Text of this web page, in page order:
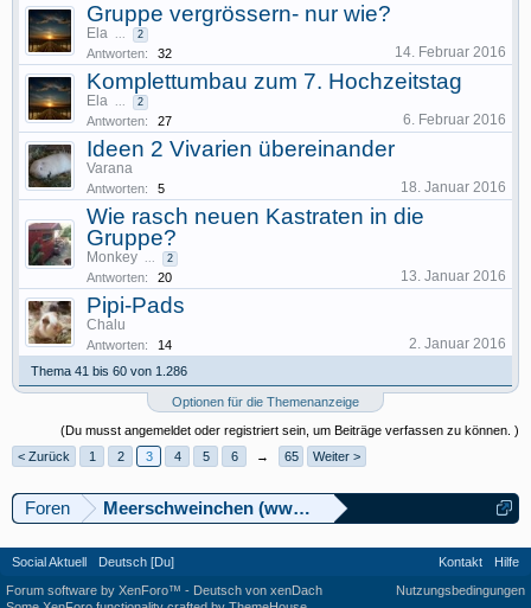
Gruppe vergrössern- nur wie?
Ela ... 2
Antworten: 32 14. Februar 2016
Komplettumbau zum 7. Hochzeitstag
Ela ... 2
Antworten: 27 6. Februar 2016
Ideen 2 Vivarien übereinander
Varana
Antworten: 5 18. Januar 2016
Wie rasch neuen Kastraten in die
Gruppe?
Monkey ... 2
Antworten: 20 13. Januar 2016
Pipi-Pads
Chalu
Antworten: 14 2. Januar 2016
Thema 41 bis 60 von 1.286
Optionen für die Themenanzeige
(Du musst angemeldet oder registriert sein, um Beiträge verfassen zu können. )
< Zurück
1 2 3 4 5 6 → 65 Weiter >
Foren Meerschweinchen (www.meerschweinforum.ch)
Social Aktuell Deutsch [Du] Kontakt
Hilfe
Nutzungsbedingungen
Forum software by XenForo™ - Deutsch von xenDach